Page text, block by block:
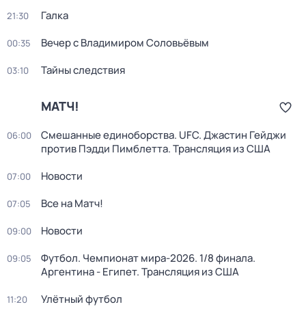
21:30 Галка
00:35 Вечер с Владимиром Соловьёвым
03:10 Тайны следствия
МАТЧ!
06:00
Смешанные единоборства. UFC. Джастин Гейджи
против Пэдди Пимблетта. Трансляция из США
07:00 Новости
07:05 Все на Матч!
09:00 Новости
09:05
Футбол. Чемпионат мира-2026. 1/8 финала.
Аргентина - Египет. Трансляция из США
11:20 Улётный футбол